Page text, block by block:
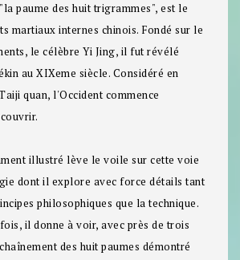
paume des huit trigrammes", est le
martiaux internes chinois. Fondé sur le
le célèbre Yi Jing, il fut révélé
au XIXeme siècle. Considéré en
quan, l'Occident commence
illustré lève le voile sur cette voie
dont il explore avec force détails tant
philosophiques que la technique.
il donne à voir, avec près de trois
des huit paumes démontré